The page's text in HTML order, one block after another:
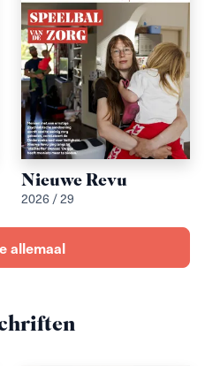
Nieuwe Revu
2026 / 29
allemaal